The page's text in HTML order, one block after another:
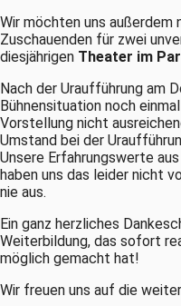
Wir möchten uns außerdem
Zuschauenden für zwei
diesjährigen Theater im
Nach der Uraufführung am
Bühnensituation noch
Vorstellung nicht
Umstand bei der
Unsere Erfahrungswerte
haben uns das leider nicht
nie aus.
Ein ganz herzliches
Weiterbildung, das sofort
möglich gemacht hat!
Wir freuen uns auf die